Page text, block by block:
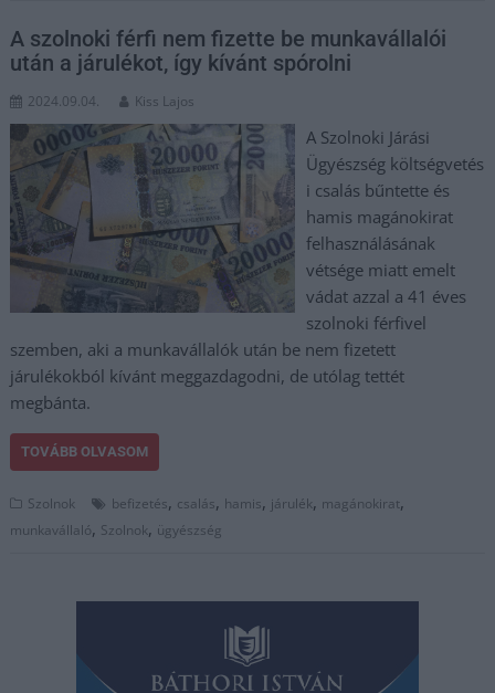
A szolnoki férfi nem fizette be munkavállalói
után a járulékot, így kívánt spórolni
2024.09.04. Kiss Lajos
A Szolnoki Járási
Ügyészség költségvetés
i csalás bűntette és
hamis magánokirat
felhasználásának
vétsége miatt emelt
vádat azzal a 41 éves
szolnoki férfivel
szemben, aki a munkavállalók után be nem fizetett
járulékokból kívánt meggazdagodni, de utólag tettét
megbánta.
TOVÁBB OLVASOM
Szolnok befizetés, csalás, hamis, járulék, magánokirat,
munkavállaló, Szolnok, ügyészség